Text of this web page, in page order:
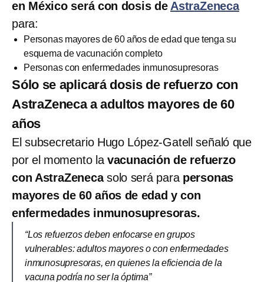
en México será con dosis de AstraZeneca
para:
Personas mayores de 60 años de edad que tenga su
esquema de vacunación completo
Personas con enfermedades inmunosupresoras
Sólo se aplicará dosis de refuerzo con
AstraZeneca a adultos mayores de 60
años
El subsecretario Hugo López-Gatell señaló que
por el momento la vacunación de refuerzo
con AstraZenecasolo será para personas
mayores de 60 años de edad y con
enfermedades inmunosupresoras.
“Los refuerzos deben enfocarse en grupos
vulnerables: adultos mayores o con enfermedades
inmunosupresoras, en quienes la eficiencia de la
vacuna podría no ser la óptima”